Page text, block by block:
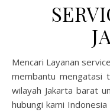
Mencari Layanan service Kulkas di jakarta terpercaya untuk
membantu mengatasi
wilayah Jakarta barat
hubungi kami